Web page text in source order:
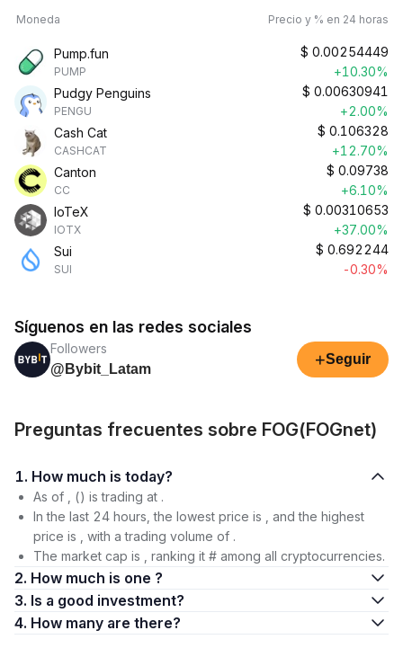
Moneda Precio y % en 24 horas
Pump.fun
PUMP
$ 0.00254449
+10.30%
Pudgy Penguins
PENGU
$ 0.00630941
+2.00%
Cash Cat
CASHCAT
$ 0.106328
+12.70%
Canton
CC
$ 0.09738
+6.10%
IoTeX
IOTX
$ 0.00310653
+37.00%
Sui
SUI
$ 0.692244
-0.30%
Síguenos en las redes sociales
Followers
@Bybit_Latam
+Seguir
Preguntas frecuentes sobre FOG(FOGnet)
1. How much is today?
As of , () is trading at .
In the last 24 hours, the lowest price is , and the highest
price is , with a trading volume of .
The market cap is , ranking it # among all cryptocurrencies.
2. How much is one ?
3. Is a good investment?
4. How many are there?